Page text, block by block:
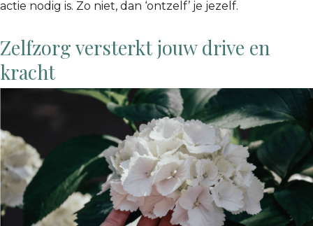
actie nodig is. Zo niet, dan ‘ontzelf’ je jezelf.
Zelfzorg versterkt jouw drive en
kracht